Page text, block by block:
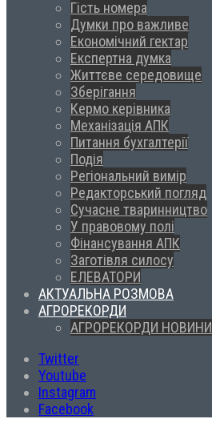
Гість номера
Думки про важливе
Економічний гектар
Експертна думка
Життєве середовище
Зберігання
Кермо керівника
Механізація АПК
Питання бухгалтерії
Подія
Регіональний вимір
Редакторський погляд
Сучасне тваринництво
У правовому полі
Фінансування АПК
Заготівля силосу
ЕЛЕВАТОРИ
АКТУАЛЬНА РОЗМОВА
АГРОРЕКОРДИ
АГРОРЕКОРДИ НОВИНИ
Twitter
Youtube
Instagram
Facebook